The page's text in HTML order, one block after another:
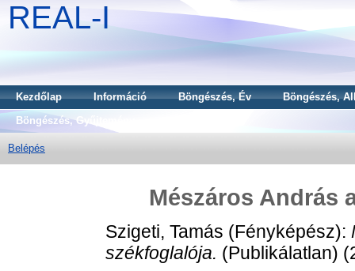
REAL-I
Kezdőlap Információ Böngészés, Év
Böngészés,
Böngészés, Gyűjtemény
Belépés
Mészáros András
Szigeti, Tamás (Fényképész):
székfoglalója. (Publikálatlan)